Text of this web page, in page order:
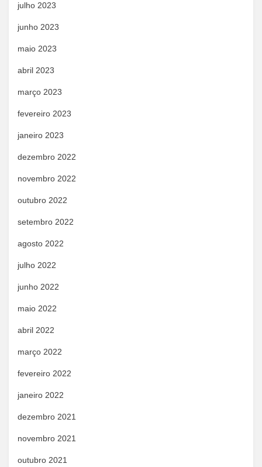
julho 2023
junho 2023
maio 2023
abril 2023
março 2023
fevereiro 2023
janeiro 2023
dezembro 2022
novembro 2022
outubro 2022
setembro 2022
agosto 2022
julho 2022
junho 2022
maio 2022
abril 2022
março 2022
fevereiro 2022
janeiro 2022
dezembro 2021
novembro 2021
outubro 2021